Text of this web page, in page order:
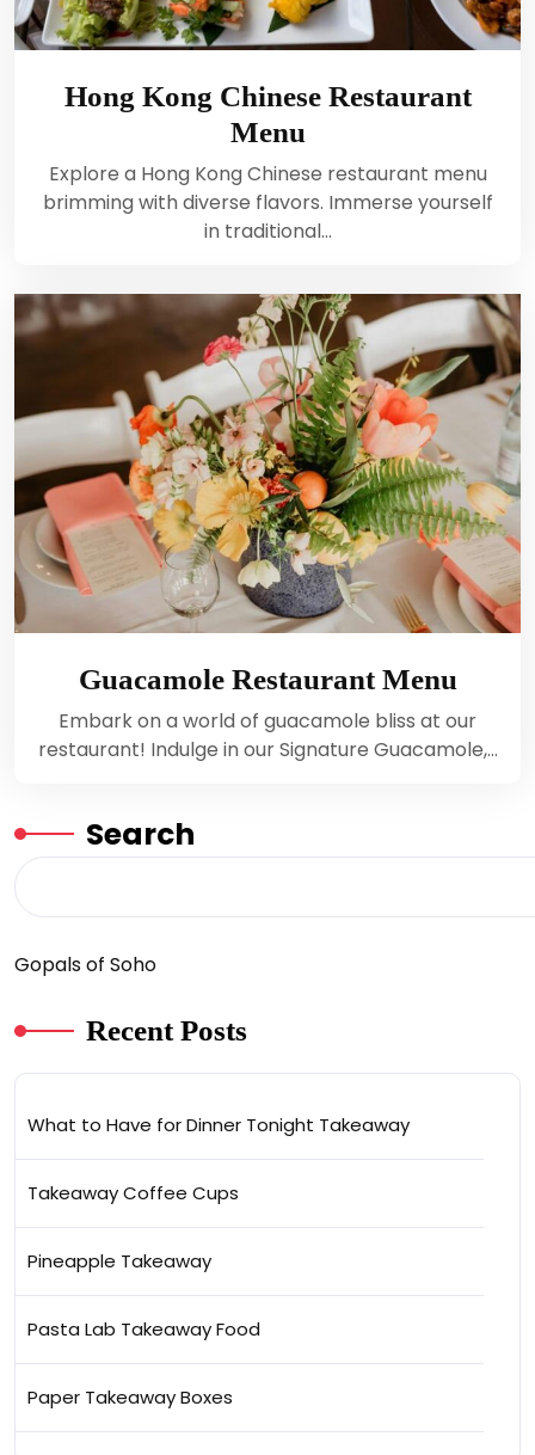
Hong Kong Chinese Restaurant
Menu
Explore a Hong Kong Chinese restaurant menu
brimming with diverse flavors. Immerse yourself
in traditional…
Guacamole Restaurant Menu
Embark on a world of guacamole bliss at our
restaurant! Indulge in our Signature Guacamole,…
Search
Gopals of Soho
Recent Posts
What to Have for Dinner Tonight Takeaway
Takeaway Coffee Cups
Pineapple Takeaway
Pasta Lab Takeaway Food
Paper Takeaway Boxes